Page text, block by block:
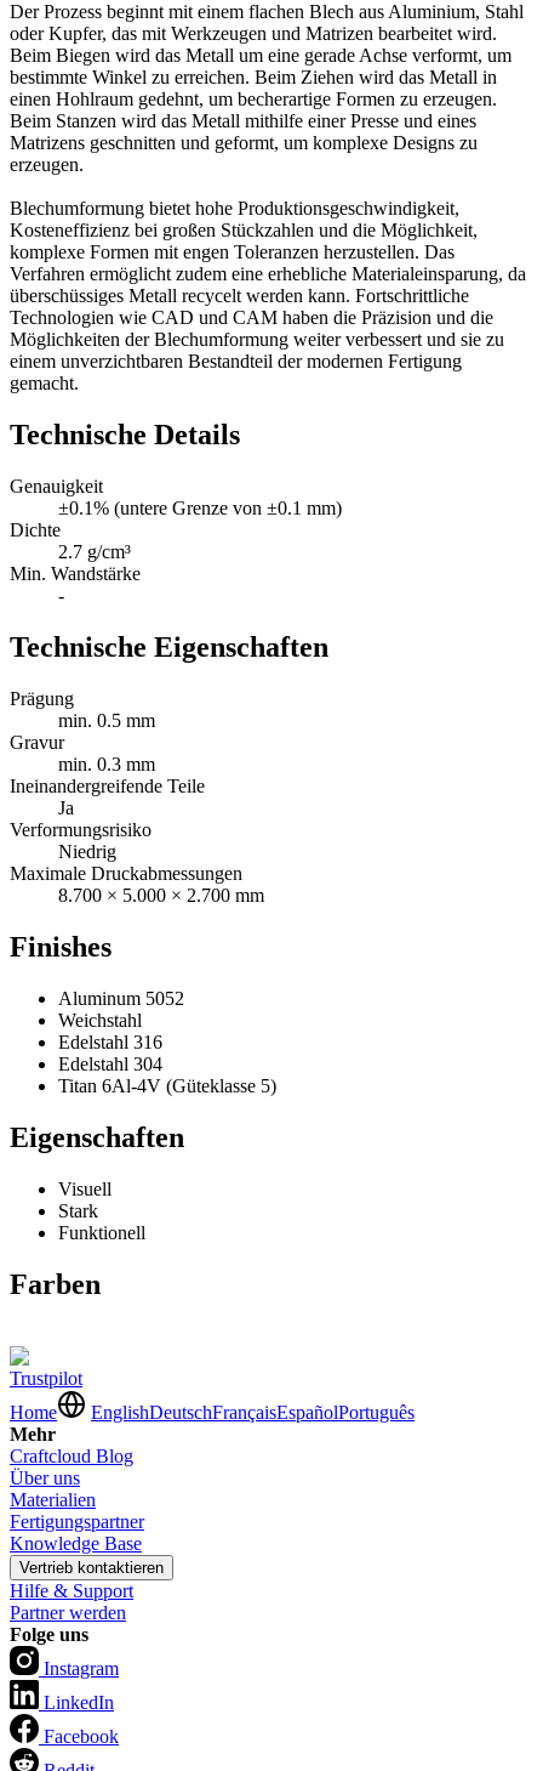
Der Prozess beginnt mit einem flachen Blech aus Aluminium, Stahl
oder Kupfer, das mit Werkzeugen und Matrizen bearbeitet wird.
Beim Biegen wird das Metall um eine gerade Achse verformt, um
bestimmte Winkel zu erreichen. Beim Ziehen wird das Metall in
einen Hohlraum gedehnt, um becherartige Formen zu erzeugen.
Beim Stanzen wird das Metall mithilfe einer Presse und eines
Matrizens geschnitten und geformt, um komplexe Designs zu
erzeugen.
Blechumformung bietet hohe Produktionsgeschwindigkeit,
Kosteneffizienz bei großen Stückzahlen und die Möglichkeit,
komplexe Formen mit engen Toleranzen herzustellen. Das
Verfahren ermöglicht zudem eine erhebliche Materialeinsparung, da
überschüssiges Metall recycelt werden kann. Fortschrittliche
Technologien wie CAD und CAM haben die Präzision und die
Möglichkeiten der Blechumformung weiter verbessert und sie zu
einem unverzichtbaren Bestandteil der modernen Fertigung
gemacht.
Technische Details
Genauigkeit
±0.1% (untere Grenze von ±0.1 mm)
Dichte
2.7 g/cm³
Min. Wandstärke
-
Technische Eigenschaften
Prägung
min. 0.5 mm
Gravur
min. 0.3 mm
Ineinandergreifende Teile
Ja
Verformungsrisiko
Niedrig
Maximale Druckabmessungen
8.700 × 5.000 × 2.700 mm
Finishes
Aluminum 5052
Weichstahl
Edelstahl 316
Edelstahl 304
Titan 6Al-4V (Güteklasse 5)
Eigenschaften
Visuell
Stark
Funktionell
Farben
Trustpilot
Home
EnglishDeutschFrançaisEspañolPortuguês
Mehr
Craftcloud Blog
Über uns
Materialien
Fertigungspartner
Knowledge Base
Vertrieb kontaktieren
Hilfe & Support
Partner werden
Folge uns
Instagram
LinkedIn
Facebook